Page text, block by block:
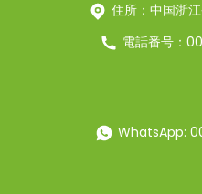
住所：中国浙
電話番号：
WhatsApp: